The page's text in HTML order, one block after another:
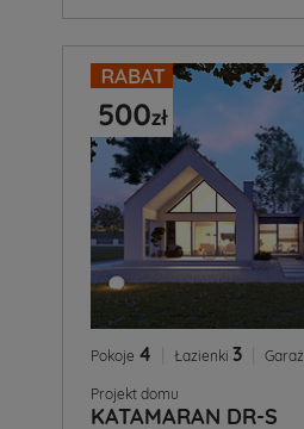
Pokoje 4 Łazienki 3 Garaż
Projekt domu
KATAMARAN DR-S